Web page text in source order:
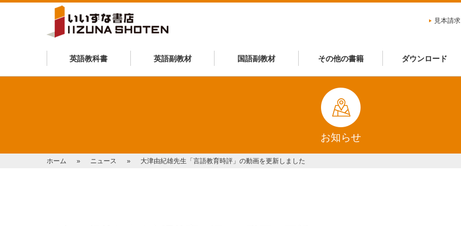
見本請求
英語教科書 英語副教材 国語副教材 その他の書籍 ダウンロード
お知らせ
ホーム ニュース 大津由紀雄先生「言語教育時評」の動画を更新しました